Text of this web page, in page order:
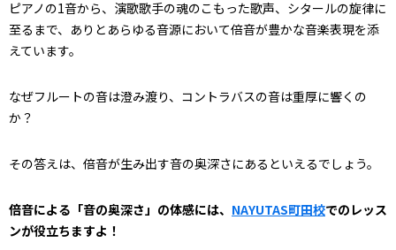
ピアノの1音から、演歌歌手の魂のこもった歌声、シタールの旋律に
至るまで、ありとあらゆる音源において倍音が豊かな音楽表現を添
えています。
なぜフルートの音は澄み渡り、コントラバスの音は重厚に響くの
か？
その答えは、倍音が生み出す音の奥深さにあるといえるでしょう。
倍音による「音の奥深さ」の体感には、 NAYUTAS町田校でのレッス
ンが役立ちますよ！